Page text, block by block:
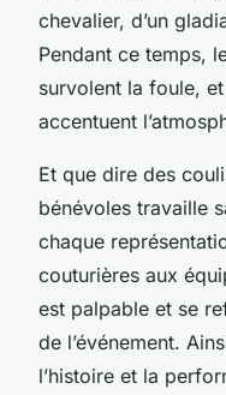
chevalier, d’un
Pendant ce temps,
survolent la foule,
accentuent
Et que dire des
bénévoles travaille
chaque
couturières aux
est palpable et se
de l’événement.
l’histoire et la